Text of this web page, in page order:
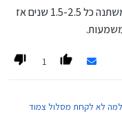
משמעותי.
אבל כיוון שהיום בין כה המל"צ שלוקחים הוא משתנה כל 1.5-2.5 שנים אז
1
למה לא לקחת מסלול צמוד